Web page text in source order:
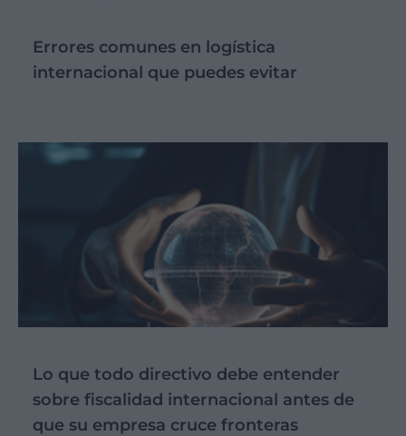
Errores comunes en logística
internacional que puedes evitar
Lo que todo directivo debe entender
sobre fiscalidad internacional antes de
que su empresa cruce fronteras